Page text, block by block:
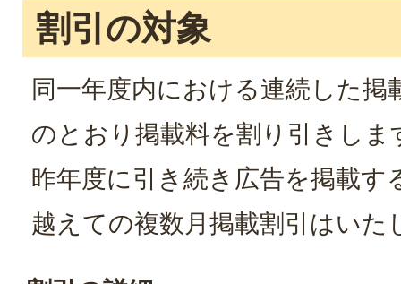
割引の対象
同一年度内における連続した掲
のとおり掲載料を割り引きしま
昨年度に引き続き広告を掲載す
越えての複数月掲載割引はいた